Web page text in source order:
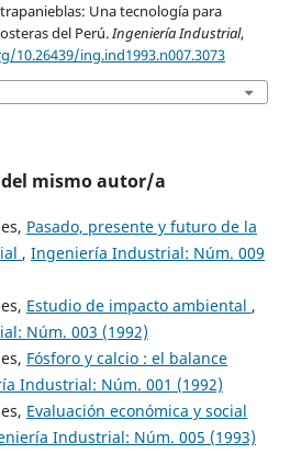
Una tecnología para
del Perú.Ingeniería Industrial,
10.26439/ing.ind1993.n007.3073
mismo autor/a
Pasado, presente y futuro de la
, Ingeniería Industrial: Núm. 009
Estudio de impacto ambiental ,
Núm. 003 (1992)
Fósforo y calcio : el balance
Industrial: Núm. 001 (1992)
Evaluación económica y social
Industrial: Núm. 005 (1993)